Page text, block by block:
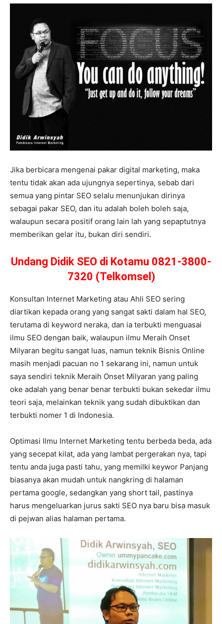
Jika berbicara mengenai pakar digital marketing, maka
tentu tidak akan ada ujungnya sepertinya, sebab dari
semua yang pintar SEO selalu menunjukan dirinya
sebagai pakar SEO, dan itu adalah boleh boleh saja,
walaupun secara positif orang lain lah yang sepaptutnya
memberikan gelar itu, bukan diri sendiri.
Undang Didik SEO di Kotamu 0821-3800-
7320 (Telkomsel)
Konsultan Internet Marketing atau Ahli SEO sering
diartikan kepada orang yang sangat sakti dalam hal SEO,
terutama di keyword neraka, dan ia terbukti menguasai
ilmu SEO dengan baik, walaupun ilmu Meraih Onset
Milyaran begitu sangat luas, namun teknik Bisnis Online
masih menjadi pacuan no 1 sekarang ini, namun untuk
saya sendiri teknik Meraih Onset Milyaran yang paling
oke adalah yang benar benar terbukti bukan sekedar ilmu
teori saja, melainkan teknik yang sudah dibuktikan dan
terbukti nomer 1 di Indonesia.
Optimasi Ilmu Internet Marketing tentu berbeda beda, ada
yang secepat kilat, ada yang lambat pergerakan nya, tapi
tentu anda juga pasti tahu, yang memilki keywor Panjang
biasanya akan mudah untuk nangkring di halaman
pertama google, sedangkan yang short tail, pastinya
harus mengeluarkan jurus sakti SEO nya baru bisa masuk
di pejwan alias halaman pertama.